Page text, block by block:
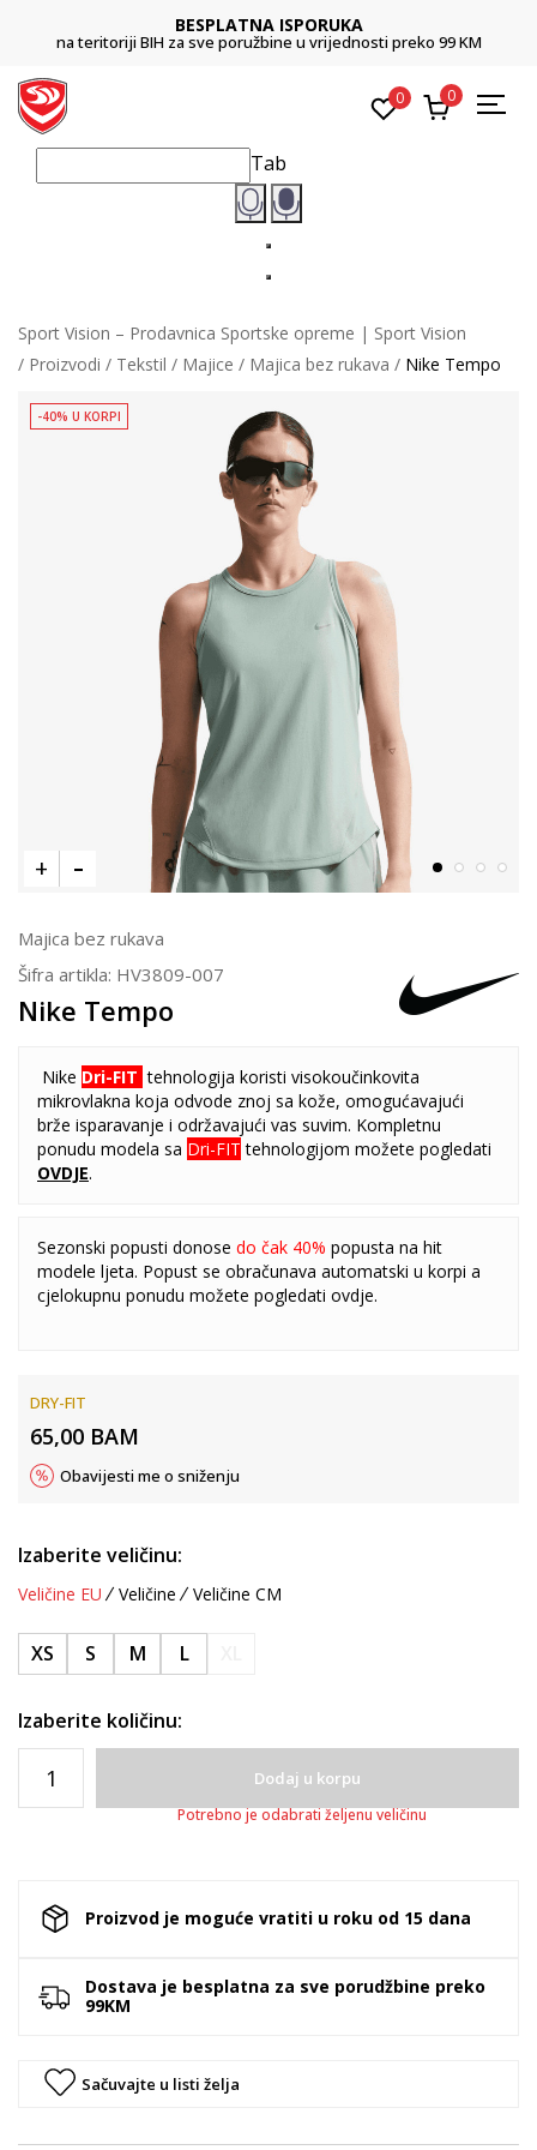
BESPLATNA ISPORUKA
na teritoriji BIH za sve poružbine u vrijednosti preko 99 KM
0 0
Tab
Sport Vision – Prodavnica Sportske opreme | Sport Vision
Proizvodi
Tekstil Majice Majica bez rukava Nike Tempo
-40% U KORPI
Majica bez rukava
Šifra artikla: HV3809-007
Nike Tempo
Nike Dri-FIT tehnologija koristi visokoučinkovita
mikrovlakna koja odvode znoj sa kože, omogućavajući
brže isparavanje i održavajući vas suvim. Kompletnu
ponudu modela sa Dri-FIT tehnologijom možete pogledati
OVDJE.
Sezonski popusti donose do čak 40% popusta na hit
modele ljeta. Popust se obračunava automatski u korpi a
cjelokupnu ponudu možete pogledati ovdje.
DRY-FIT
65,00 BAM
Obavijesti me o sniženju
Izaberite veličinu:
Veličine EU Veličine Veličine CM
XS S M L
Izaberite količinu:
Dodaj u korpu
Potrebno je odabrati željenu veličinu
Proizvod je moguće vratiti u roku od 15 dana
Dostava je besplatna za sve porudžbine preko
99KM
Sačuvajte u listi želja